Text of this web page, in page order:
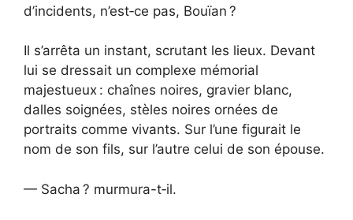
d’incidents, n’est‑ce pas, Bouïan ?
Il s’arrêta un instant, scrutant les lieux. Devant
lui se dressait un complexe mémorial
majestueux : chaînes noires, gravier blanc,
dalles soignées, stèles noires ornées de
portraits comme vivants. Sur l’une figurait le
nom de son fils, sur l’autre celui de son épouse.
— Sacha ? murmura-t‑il.